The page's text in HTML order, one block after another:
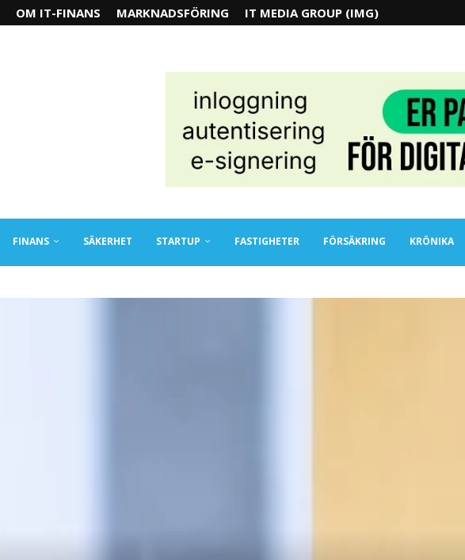
OM IT-FINANS MARKNADSFÖRING IT MEDIA GROUP (IMG)
FINANS SÄKERHET STARTUP FASTIGHETER FÖRSÄKRING KRÖNIKA